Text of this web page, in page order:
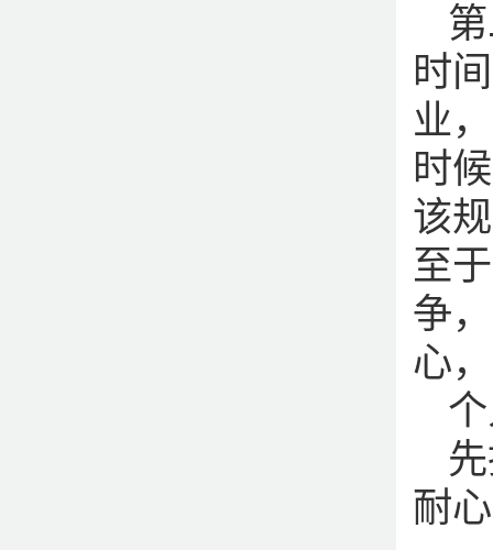
时
业
时
该
至
争
心
耐